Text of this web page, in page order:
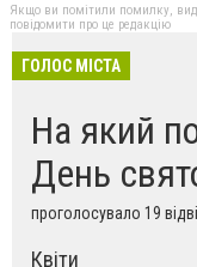
Якщо ви помітили помилку,
повідомити про це редакцію
ГОЛОС МІСТА
На який
День
проголосувало 19
Квіти